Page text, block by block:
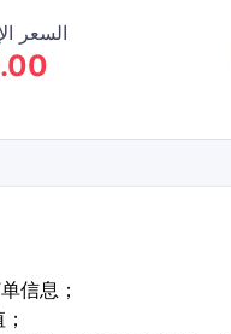
السعر
信息；